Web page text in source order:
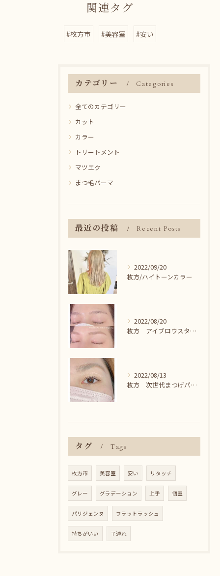
関連タグ
#枚方市 #美容室 #安い
カテゴリー Categories
全てのカテゴリー
カット
カラー
トリートメント
マツエク
まつ毛パーマ
最近の投稿 Recent Posts
2022/09/20
枚方/ハイトーンカラー
2022/08/20
枚方 アイブロウスタイリング＾＾
2022/08/13
枚方 次世代まつげパーマ♪
タグ Tags
枚方市 美容室 安い リタッチ
グレー グラデーション 上手 個室
パリジェンヌ フラットラッシュ
持ちがいい 子連れ